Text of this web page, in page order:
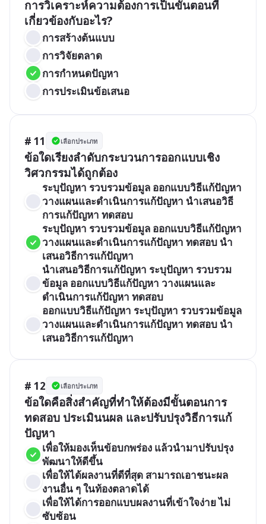
การวิเคราะห์ความต้องการเป็นขั้นตอนที่
เกี่ยวข้องกับอะไร?
การสร้างต้นแบบ
การวิจัยตลาด
การกำหนดปัญหา
การประเมินข้อเสนอ
# 11 เลือกประเภท
ข้อใดเรียงลำดับกระบวนการออกแบบเชิง
วิศวกรรมได้ถูกต้อง
ระบุปัญหา รวบรวมข้อมูล ออกแบบวิธีแก้ปัญหา
วางแผนและดำเนินการแก้ปัญหา นำเสนอวิธี
การแก้ปัญหา ทดสอบ
ระบุปัญหา รวบรวมข้อมูล ออกแบบวิธีแก้ปัญหา
วางแผนและดำเนินการแก้ปัญหา ทดสอบ นำ
เสนอวิธีการแก้ปัญหา
นำเสนอวิธีการแก้ปัญหา ระบุปัญหา รวบรวม
ข้อมูล ออกแบบวิธีแก้ปัญหา วางแผนและ
ดำเนินการแก้ปัญหา ทดสอบ
ออกแบบวิธีแก้ปัญหา ระบุปัญหา รวบรวมข้อมูล
วางแผนและดำเนินการแก้ปัญหา ทดสอบ นำ
เสนอวิธีการแก้ปัญหา
# 12 เลือกประเภท
ข้อใดคือสิ่งสำคัญที่ทำให้ต้องมีขั้นตอนการ
ทดสอบ ประเมินนผล และปรับปรุงวิธีการแก้
ปัญหา
เพื่อให้มองเห็นข้อบกพร่อง แล้วนำมาปรับปรุง
พัฒนาให้ดีขึ้น
เพื่อให้ได้ผลงานที่ดีที่สุด สามารถเอาชนะผล
งานอื่น ๆ ในท้องตลาดได้
เพื่อให้ได้การออกแบบผลงานที่เข้าใจง่าย ไม่
ซับซ้อน